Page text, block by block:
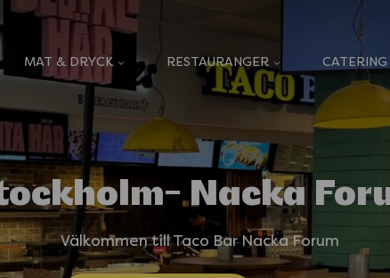
MAT & DRYCK RESTAURANGER CATERING
Nacka
Välkommen till Taco Bar Nacka Forum